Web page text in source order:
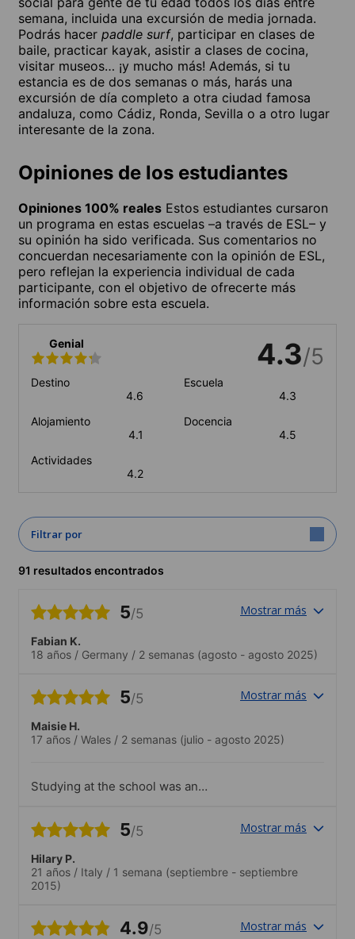
semana, incluida una excursión de media jornada.
Podrás hacer paddle surf, participar en clases de
baile, practicar kayak, asistir a clases de cocina,
visitar museos… ¡y mucho más! Además, si tu
estancia es de dos semanas o más, harás una
excursión de día completo a otra ciudad famosa
andaluza, como Cádiz, Ronda, Sevilla o a otro lugar
interesante de la zona.
Opiniones de los estudiantes
Opiniones 100% reales Estos estudiantes cursaron
un programa en estas escuelas –a través de ESL– y
su opinión ha sido verificada. Sus comentarios no
concuerdan necesariamente con la opinión de ESL,
pero reflejan la experiencia individual de cada
participante, con el objetivo de ofrecerte más
información sobre esta escuela.
Genial 4.3/5
Destino
4.6
Escuela
4.3
Alojamiento
4.1
Docencia
4.5
Actividades
4.2
Filtrar por
91 resultados encontrados
5/5 Mostrar más
Fabian K.
18 años / Germany / 2 semanas (agosto - agosto 2025)
5/5 Mostrar más
Maisie H.
17 años / Wales / 2 semanas (julio - agosto 2025)
Studying at the school was an
many new people from all over the world.
classes it was easy for me to get to the
centre or travel to cities close by to
spend time exploring..I really enjoyed the
excursions.
5/5 Mostrar más
Hilary P.
21 años / Italy / 1 semana (septiembre - septiembre
2015)
4.9/5 Mostrar más